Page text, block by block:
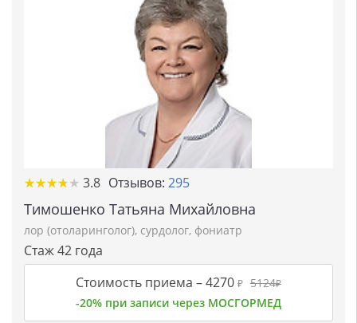
★★★★★
★★★★★ 3.8 Отзывов: 295
Тимошенко Татьяна Михайловна
лор (отоларинголог), сурдолог, фониатр
Стаж 42 года
Стоимость приема –4270 ₽ 5124₽
-20% при записи через МОСГОРМЕД